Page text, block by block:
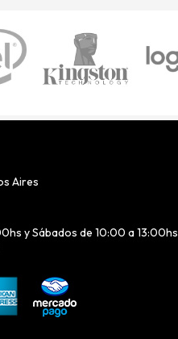
Aires
y Sábados de 10:00 a 13:00hs